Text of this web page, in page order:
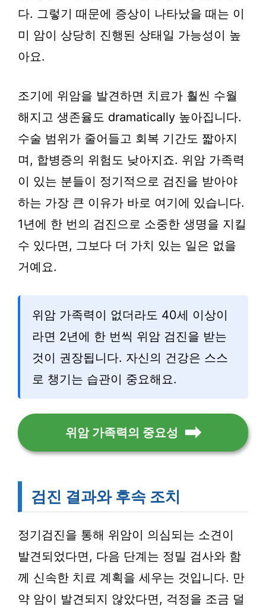
다. 그렇기 때문에 증상이 나타났을 때는 이
미 암이 상당히 진행된 상태일 가능성이 높
아요.
조기에 위암을 발견하면 치료가 훨씬 수월
해지고 생존율도 dramatically 높아집니다.
수술 범위가 줄어들고 회복 기간도 짧아지
며, 합병증의 위험도 낮아지죠. 위암 가족력
이 있는 분들이 정기적으로 검진을 받아야
하는 가장 큰 이유가 바로 여기에 있습니다.
1년에 한 번의 검진으로 소중한 생명을 지킬
수 있다면, 그보다 더 가치 있는 일은 없을
거예요.
위암 가족력이 없더라도 40세 이상이
라면 2년에 한 번씩 위암 검진을 받는
것이 권장됩니다. 자신의 건강은 스스
로 챙기는 습관이 중요해요.
위암 가족력의 중요성
검진 결과와 후속 조치
정기검진을 통해 위암이 의심되는 소견이
발견되었다면, 다음 단계는 정밀 검사와 함
께 신속한 치료 계획을 세우는 것입니다. 만
약 암이 발견되지 않았다면, 걱정을 조금 덜